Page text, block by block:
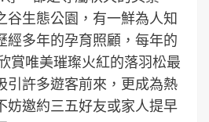
谷生態公園，有一鮮為人知
經多年的孕育照顧，每年的
賞唯美璀璨火紅的落羽松最
引許多遊客前來，更成為熱
妨邀約三五好友或家人提早